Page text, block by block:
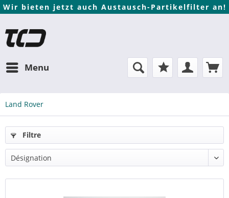
Wir bieten jetzt auch Austausch-Partikelfilter an!
Menu
Land Rover
Filtre